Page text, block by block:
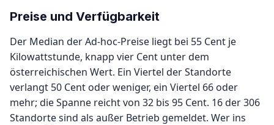
Preise und Verfügbarkeit
Der Median der Ad-hoc-Preise liegt bei 55 Cent je
Kilowattstunde, knapp vier Cent unter dem
österreichischen Wert. Ein Viertel der Standorte
verlangt 50 Cent oder weniger, ein Viertel 66 oder
mehr; die Spanne reicht von 32 bis 95 Cent. 16 der 306
Standorte sind als außer Betrieb gemeldet. Wer ins